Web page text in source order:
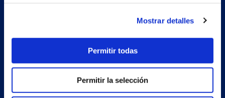
Mostrar detalles
Permitir todas
Permitir la selección
+34 986 226 622